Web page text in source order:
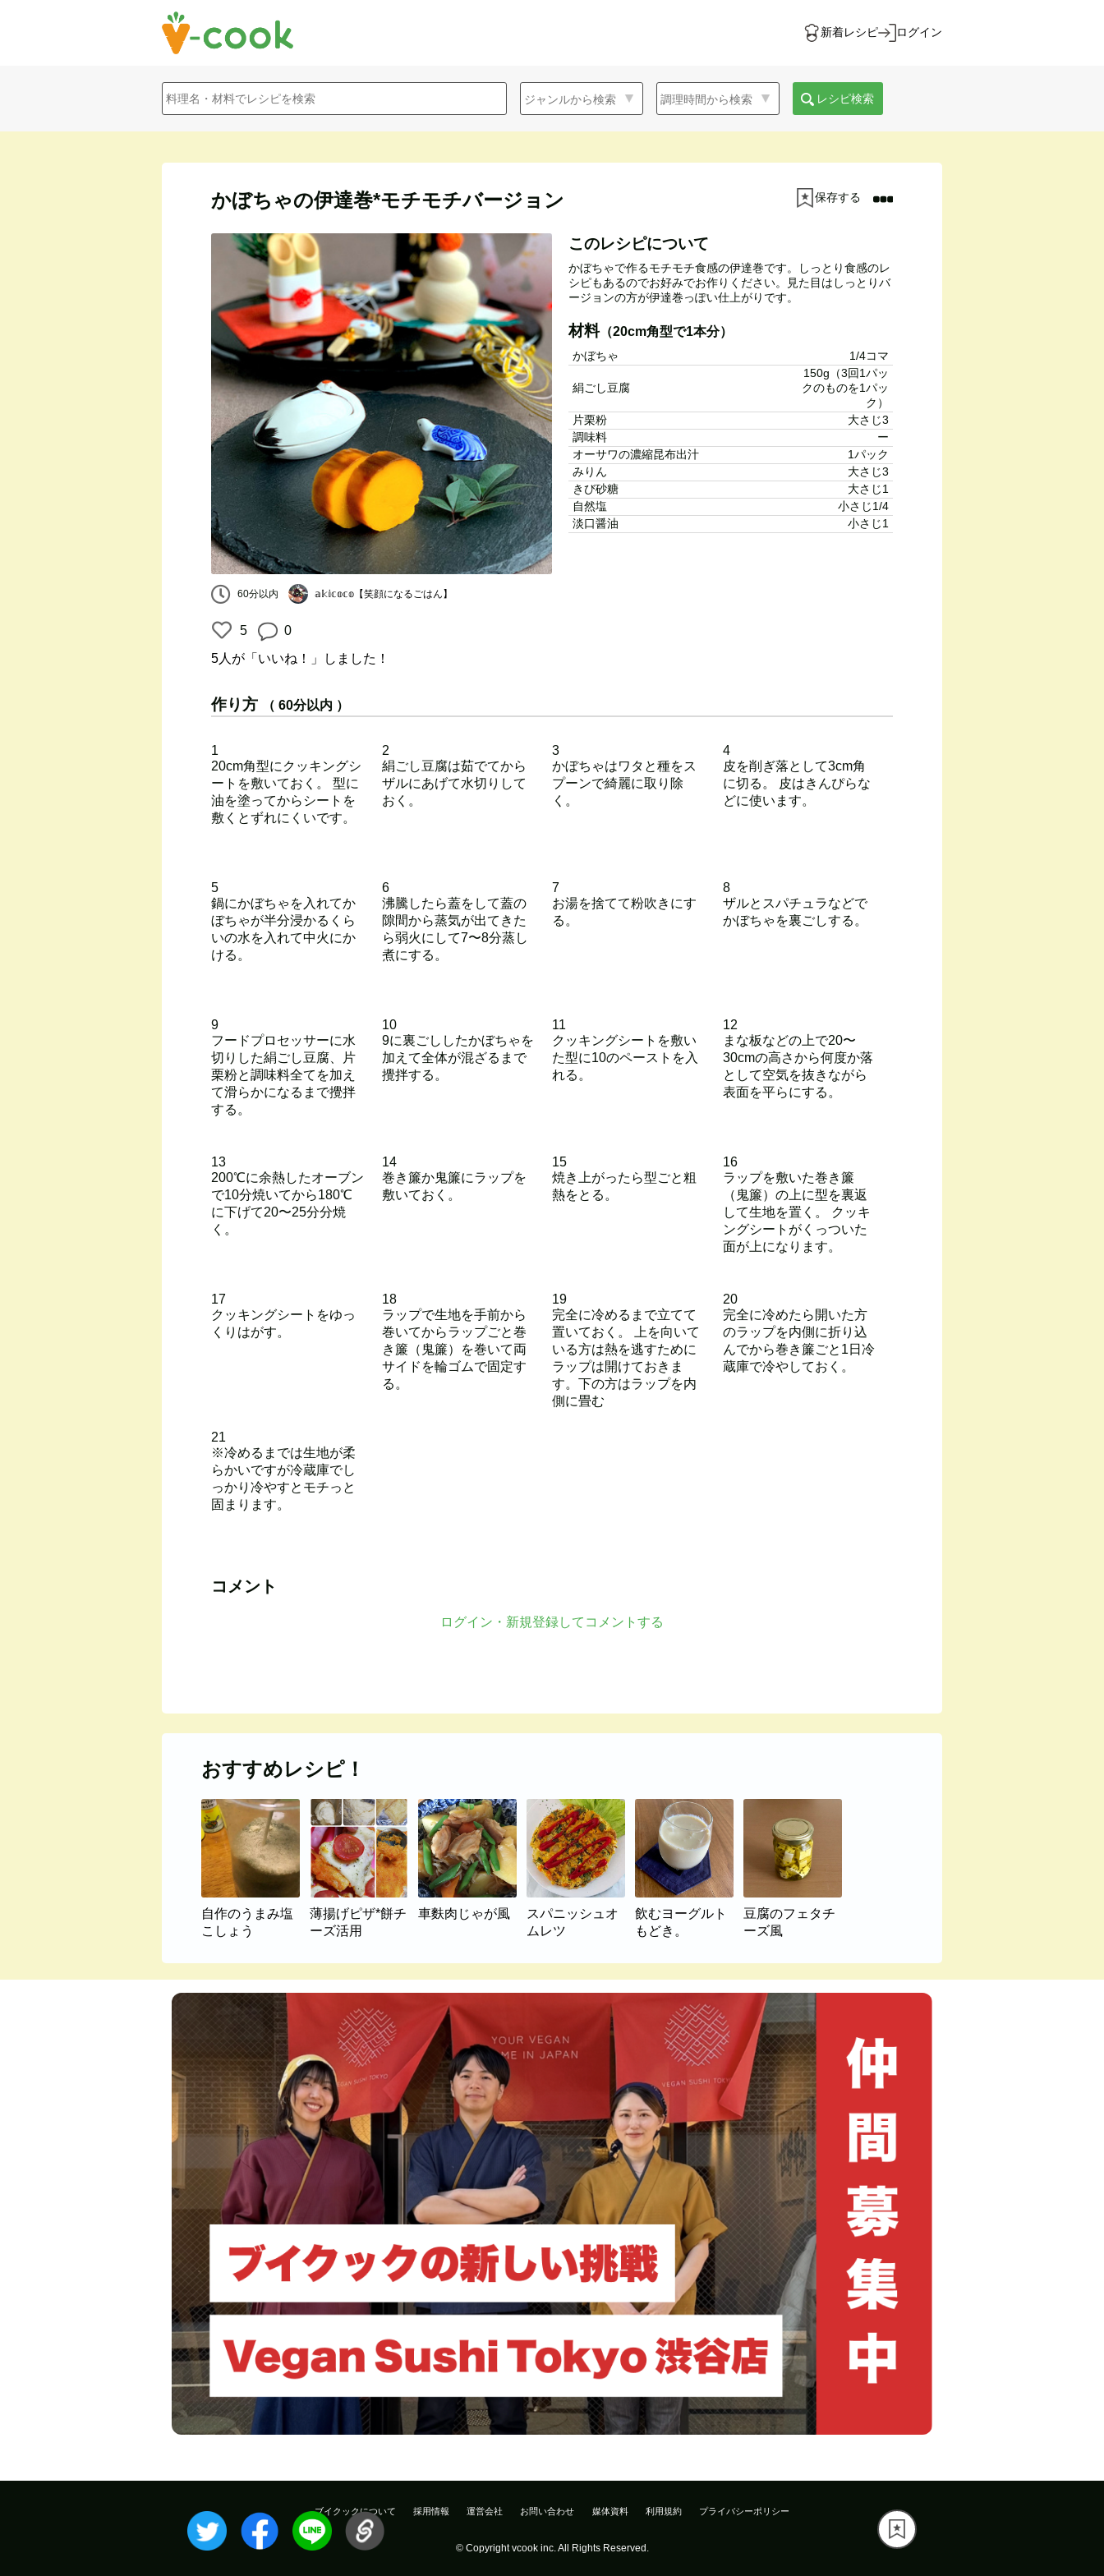
新着レシピ ログイン
レシピ検索
かぼちゃの伊達巻*モチモチバージョン 保存する
60分以内 𝕒𝕜𝕚𝕔𝕠𝕔𝕠【笑顔になるごはん】
5 0
5人 が「いいね！」しました！
このレシピについて
かぼちゃで作るモチモチ食感の伊達巻です。しっとり食感のレ
シピもあるのでお好みでお作りください。見た目はしっとりバ
ージョンの方が伊達巻っぽい仕上がりです。
材料（20cm角型で1本分）
かぼちゃ 1/4コマ
絹ごし豆腐
150g（3回1パッ
クのものを1パッ
ク）
片栗粉
大さじ3
調味料
ー
オーサワの濃縮昆布出汁
1パック
みりん
大さじ3
きび砂糖
大さじ1
自然塩
小さじ1/4
淡口醤油
小さじ1
作り方 （ 60分以内 ）
1
20cm角型にクッキングシ
ートを敷いておく。 型に
油を塗ってからシートを
敷くとずれにくいです。
2
絹ごし豆腐は茹でてから
ザルにあげて水切りして
おく。
3
かぼちゃはワタと種をス
プーンで綺麗に取り除
く。
4
皮を削ぎ落として3cm角
に切る。 皮はきんぴらな
どに使います。
5
鍋にかぼちゃを入れてか
ぼちゃが半分浸かるくら
いの水を入れて中火にか
ける。
6
沸騰したら蓋をして蓋の
隙間から蒸気が出てきた
ら弱火にして7〜8分蒸し
煮にする。
7
お湯を捨てて粉吹きにす
る。
8
ザルとスパチュラなどで
かぼちゃを裏ごしする。
9
フードプロセッサーに水
切りした絹ごし豆腐、片
栗粉と調味料全てを加え
て滑らかになるまで攪拌
する。
10
9に裏ごししたかぼちゃを
加えて全体が混ざるまで
攪拌する。
11
クッキングシートを敷い
た型に10のペーストを入
れる。
12
まな板などの上で20〜
30cmの高さから何度か落
として空気を抜きながら
表面を平らにする。
13
200℃に余熱したオーブン
で10分焼いてから180℃
に下げて20〜25分分焼
く。
14
巻き簾か鬼簾にラップを
敷いておく。
15
焼き上がったら型ごと粗
熱をとる。
16
ラップを敷いた巻き簾
（鬼簾）の上に型を裏返
して生地を置く。 クッキ
ングシートがくっついた
面が上になります。
17
クッキングシートをゆっ
くりはがす。
18
ラップで生地を手前から
巻いてからラップごと巻
き簾（鬼簾）を巻いて両
サイドを輪ゴムで固定す
る。
19
完全に冷めるまで立てて
置いておく。 上を向いて
いる方は熱を逃すために
ラップは開けておきま
す。下の方はラップを内
側に畳む
20
完全に冷めたら開いた方
のラップを内側に折り込
んでから巻き簾ごと1日冷
蔵庫で冷やしておく。
21
※冷めるまでは生地が柔
らかいですが冷蔵庫でし
っかり冷やすとモチっと
固まります。
コメント
ログイン・新規登録してコメントする
おすすめレシピ！
自作のうまみ塩
こしょう
薄揚げピザ*餅チ
ーズ活用
車麩肉じゃが風
スパニッシュオ
ムレツ
飲むヨーグルト
もどき。
豆腐のフェタチ
ーズ風
ブイクックについて 採用情報 運営会社 お問い合わせ 媒体資料 利用規約 プライバシーポリシー
© Copyright vcook inc. All Rights Reserved.